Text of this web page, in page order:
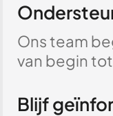
Ons team
van begin
Blijf